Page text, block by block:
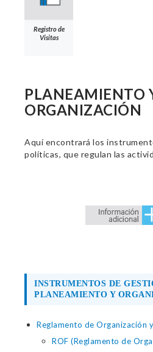
Registro de
Visitas
PLANEAMIENTO
ORGANIZACIÓN
Aquí encontrará los
políticas, que regulan las
INSTRUMENTOS DE
PLANEAMIENTO Y
Reglamento de Organización
ROF (Reglamento de